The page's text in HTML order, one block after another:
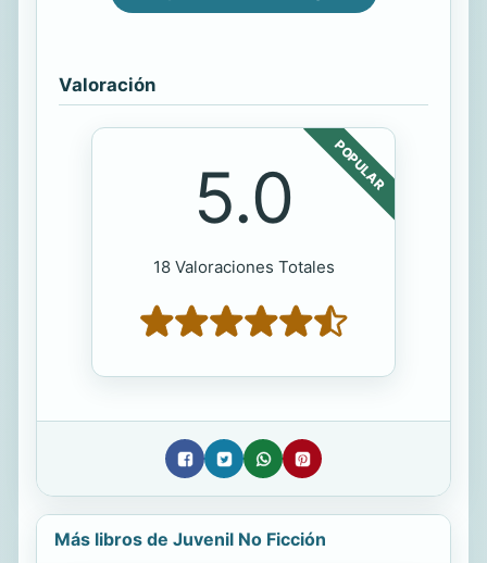
Valoración
POPULAR
5.0
18 Valoraciones Totales
Más libros de Juvenil No Ficción